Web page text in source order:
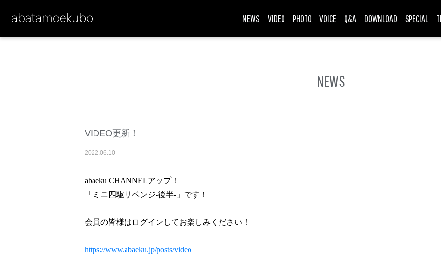
NEWS VIDEO PHOTO VOICE Q&A DOWNLOAD SPECIAL
NEWS
VIDEO更新！
2022.06.10
abaeku CHANNELアップ！
「ミニ四駆リベンジ-後半-」です！
会員の皆様はログインしてお楽しみください！
https://www.abaeku.jp/posts/video